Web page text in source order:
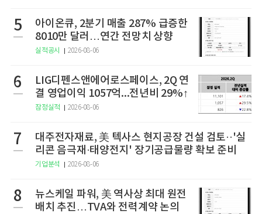
5
아이온큐, 2분기 매출 287% 급증한
8010만 달러…연간 전망치 상향
실적공시 2026-08-06
6
LIG디펜스앤에어로스페이스, 2Q 연
결 영업이익 1057억...전년비 29%↑
잠정실적 2026-08-06
7
대주전자재료, 美 텍사스 현지공장 건설 검토··'실
리콘 음극재·태양전지' 장기공급물량 확보 준비
기업분석 2026-08-06
8
뉴스케일 파워, 美 역사상 최대 원전
배치 추진…TVA와 전력계약 논의